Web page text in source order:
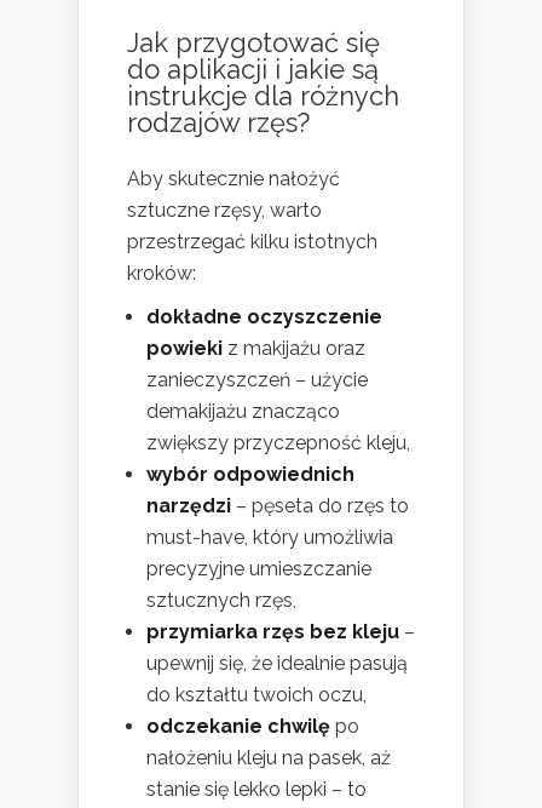
Jak przygotować się
do aplikacji i jakie są
instrukcje dla różnych
rodzajów rzęs?
Aby skutecznie nałożyć
sztuczne rzęsy, warto
przestrzegać kilku istotnych
kroków:
dokładne oczyszczenie
powieki z makijażu oraz
zanieczyszczeń – użycie
demakijażu znacząco
zwiększy przyczepność kleju,
wybór odpowiednich
narzędzi – pęseta do rzęs to
must-have, który umożliwia
precyzyjne umieszczanie
sztucznych rzęs,
przymiarka rzęs bez kleju –
upewnij się, że idealnie pasują
do kształtu twoich oczu,
odczekanie chwilę po
nałożeniu kleju na pasek, aż
stanie się lekko lepki – to